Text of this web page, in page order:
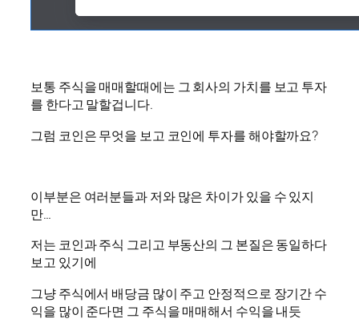
보통 주식을 매매할때에는 그 회사의 가치를 보고 투자
를 한다고 말할겁니다.
그럼 코인은 무엇을 보고 코인에 투자를 해야할까요?
이부분은 여러분들과 저와 많은 차이가 있을 수 있지
만…
저는 코인과 주식 그리고 부동산의 그 본질은 동일하다
보고 있기에
그냥 주식에서 배당금 많이 주고 안정적으로 장기간 수
익을 많이 준다면 그 주식을 매매해서 수익을 내듯